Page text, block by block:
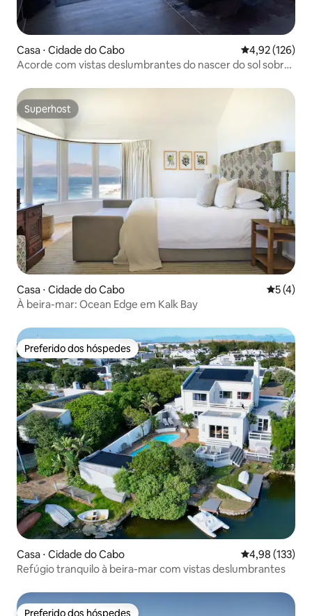
Casa ⋅ Cidade do Cabo 4,92 de uma
4,92 (126)
Acorde com vistas deslumbrantes do nascer do sol sobre
Superhost
Superhost
Casa ⋅ Cidade do Cabo 5 de
5 (4)
À beira-mar: Ocean Edge em Kalk Bay
Preferido dos hóspedes
Preferido dos hóspedes
Casa ⋅ Cidade do Cabo 4,98 de uma
4,98 (133)
Refúgio tranquilo à beira-mar com vistas deslumbrantes
Preferido dos hóspedes